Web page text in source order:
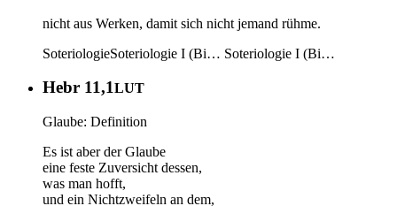
nicht aus Werken, damit sich nicht jemand rühme.
SoteriologieSoteriologie I (Bi… Soteriologie I (Bi…
Hebr 11,1LUT
Glaube: Definition
Es ist aber der Glaube
eine feste Zuversicht dessen,
was man hofft,
und ein Nichtzweifeln an dem,